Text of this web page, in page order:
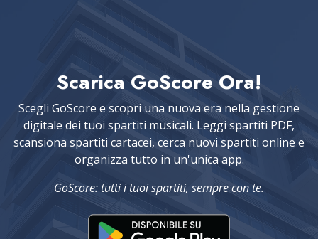
Scarica GoScore Ora!
Scegli GoScore e scopri una nuova era nella gestione
digitale dei tuoi spartiti musicali. Leggi spartiti PDF,
scansiona spartiti cartacei, cerca nuovi spartiti online e
organizza tutto in un'unica app.
GoScore: tutti i tuoi spartiti, sempre con te.